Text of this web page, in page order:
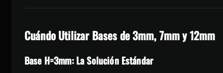
Cuándo Utilizar Bases de 3mm, 7mm y 12mm
Base H=3mm: La Solución Estándar